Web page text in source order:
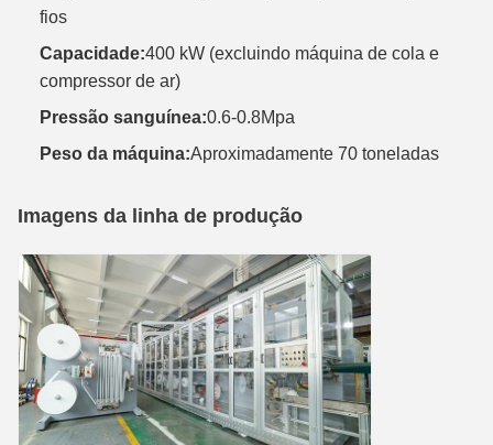
fios
Capacidade:400 kW (excluindo máquina de cola e
compressor de ar)
Pressão sanguínea:0.6-0.8Mpa
Peso da máquina:Aproximadamente 70 toneladas
Imagens da linha de produção